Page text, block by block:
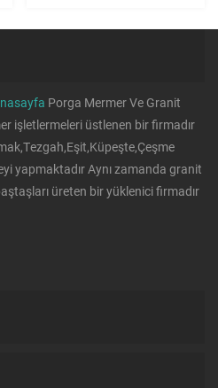
Porga Mermer Ve Granit
işletlermeleri üstlenen bir firmadır
yapmaktadır Aynı zamanda granit
üreten bir yüklenici firmadır